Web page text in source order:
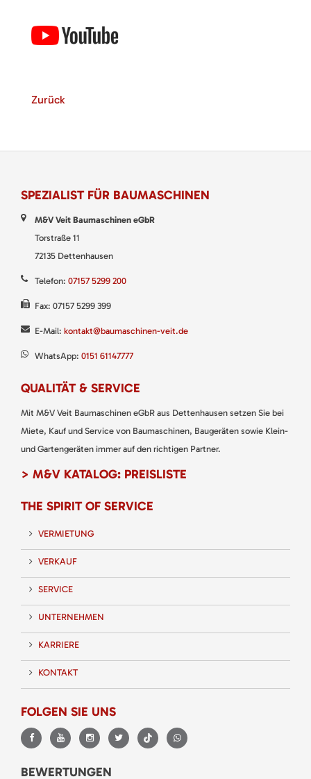
Zurück
SPEZIALIST FÜR BAUMASCHINEN
M&V Veit Baumaschinen eGbR
Torstraße 11
72135 Dettenhausen
Telefon: 07157 5299 200
Fax: 07157 5299 399
E-Mail: kontakt@baumaschinen-veit.de
WhatsApp: 0151 61147777
QUALITÄT & SERVICE
Mit M&V Veit Baumaschinen eGbR aus Dettenhausen setzen Sie bei
Miete, Kauf und Service von Baumaschinen, Baugeräten sowie Klein-
und Gartengeräten immer auf den richtigen Partner.
> M&V KATALOG: PREISLISTE
THE SPIRIT OF SERVICE
VERMIETUNG
VERKAUF
SERVICE
UNTERNEHMEN
KARRIERE
KONTAKT
FOLGEN SIE UNS
BEWERTUNGEN